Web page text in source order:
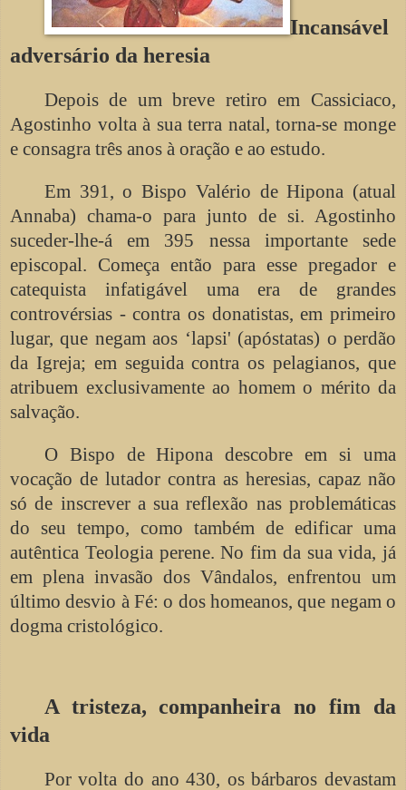
Incansável
adversário da heresia
Depois de um breve retiro em Cassiciaco,
Agostinho volta à sua terra natal, torna-se monge
e consagra três anos à oração e ao estudo.
Em 391, o Bispo Valério de Hipona (atual
Annaba) chama-o para junto de si. Agostinho
suceder-lhe-á em 395 nessa importante sede
episcopal. Começa então para esse pregador e
catequista infatigável uma era de grandes
controvérsias - contra os donatistas, em primeiro
lugar, que negam aos ‘lapsi' (apóstatas) o perdão
da Igreja; em seguida contra os pelagianos, que
atribuem exclusivamente ao homem o mérito da
salvação.
O Bispo de Hipona descobre em si uma
vocação de lutador contra as heresias, capaz não
só de inscrever a sua reflexão nas problemáticas
do seu tempo, como também de edificar uma
autêntica Teologia perene. No fim da sua vida, já
em plena invasão dos Vândalos, enfrentou um
último desvio à Fé: o dos homeanos, que negam o
dogma cristológico.
A tristeza, companheira no fim da
vida
Por volta do ano 430, os bárbaros devastam